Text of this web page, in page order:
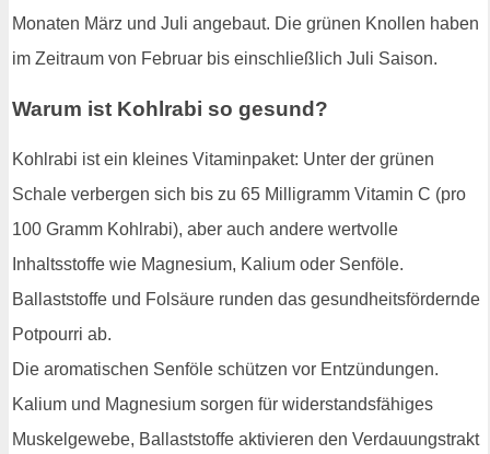
Monaten März und Juli angebaut. Die grünen Knollen haben
im Zeitraum von Februar bis einschließlich Juli Saison.
Warum ist Kohlrabi so gesund?
Kohlrabi ist ein kleines Vitaminpaket: Unter der grünen
Schale verbergen sich bis zu 65 Milligramm Vitamin C (pro
100 Gramm Kohlrabi), aber auch andere wertvolle
Inhaltsstoffe wie Magnesium, Kalium oder Senföle.
Ballaststoffe und Folsäure runden das gesundheitsfördernde
Potpourri ab.
Die aromatischen Senföle schützen vor Entzündungen.
Kalium und Magnesium sorgen für widerstandsfähiges
Muskelgewebe, Ballaststoffe aktivieren den Verdauungstrakt